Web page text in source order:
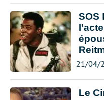
SOS
21/04/
Le